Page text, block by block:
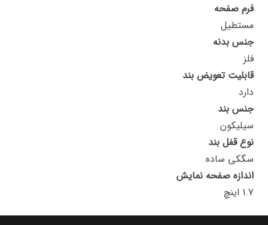
فرم صفحه
مستطیل
جنس بدنه
فلز
قابلیت تعویض بند
دارد
جنس بند
سیلیکون
نوع قفل بند
سگکی ساده
اندازه صفحه نمایش
1.7 اینچ